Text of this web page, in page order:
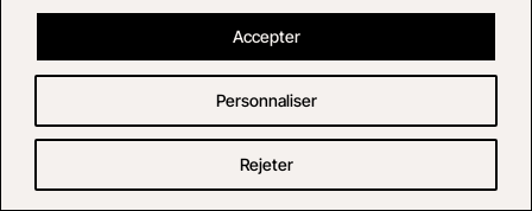
Personnaliser
Rejeter
Accepter